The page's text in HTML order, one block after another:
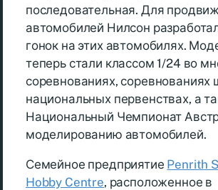
последовательная. Для
автомобилей Нилсон
гонок на этих автомобилях.
теперь стали классом 1/24 во
соревнованиях, соревнованиях
национальных первенствах, а
Национальный Чемпионат
моделированию автомобилей.
Семейное предприятие Penrith
Hobby Centre, расположенное в